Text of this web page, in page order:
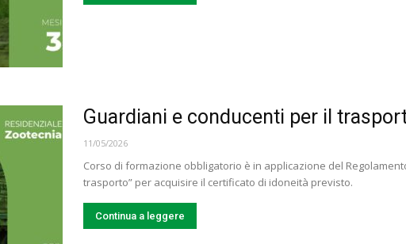
Guardiani e conducenti per il
11/05/2026
Corso di formazione obbligatorio è in applicazione del
trasporto” per acquisire il certificato di idoneità previsto.
Continua a leggere